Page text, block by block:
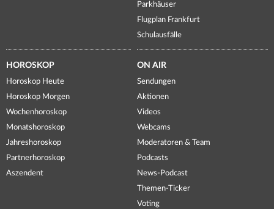
Parkhäuser
Flugplan Frankfurt
Schulausfälle
HOROSKOP
Horoskop Heute
Horoskop Morgen
Wochenhoroskop
Monatshoroskop
Jahreshoroskop
Partnerhoroskop
Aszendent
ON AIR
Sendungen
Aktionen
Videos
Webcams
Moderatoren & Team
Podcasts
News-Podcast
Themen-Ticker
Voting